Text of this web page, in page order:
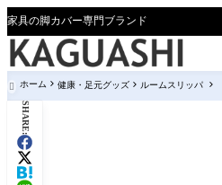
家具の脚カバー専門ブランド
 ホーム 健康・足元グッズ ルームスリッパ
SHARE: